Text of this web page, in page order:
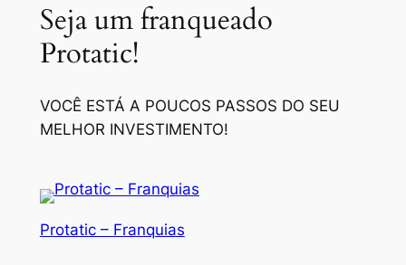
Seja um franqueado
Protatic!
VOCÊ ESTÁ A POUCOS PASSOS DO SEU
MELHOR INVESTIMENTO!
Protatic – Franquias